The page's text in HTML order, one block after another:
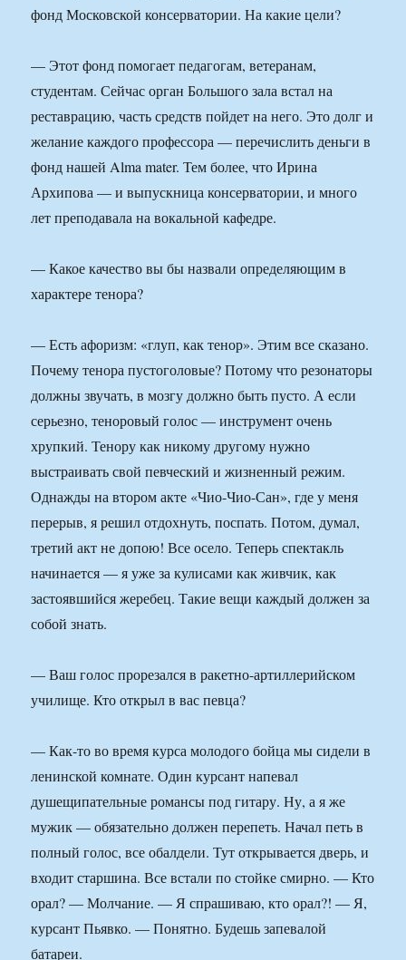
фонд Московской консерватории. На какие цели?
— Этот фонд помогает педагогам, ветеранам,
студентам. Сейчас орган Большого зала встал на
реставрацию, часть средств пойдет на него. Это долг и
желание каждого профессора — перечислить деньги в
фонд нашей Alma mater. Тем более, что Ирина
Архипова — и выпускница консерватории, и много
лет преподавала на вокальной кафедре.
— Какое качество вы бы назвали определяющим в
характере тенора?
— Есть афоризм: «глуп, как тенор». Этим все сказано.
Почему тенора пустоголовые? Потому что резонаторы
должны звучать, в мозгу должно быть пусто. А если
серьезно, теноровый голос — инструмент очень
хрупкий. Тенору как никому другому нужно
выстраивать свой певческий и жизненный режим.
Однажды на втором акте «Чио-Чио-Сан», где у меня
перерыв, я решил отдохнуть, поспать. Потом, думал,
третий акт не допою! Все осело. Теперь спектакль
начинается — я уже за кулисами как живчик, как
застоявшийся жеребец. Такие вещи каждый должен за
собой знать.
— Ваш голос прорезался в ракетно-артиллерийском
училище. Кто открыл в вас певца?
— Как-то во время курса молодого бойца мы сидели в
ленинской комнате. Один курсант напевал
душещипательные романсы под гитару. Ну, а я же
мужик — обязательно должен перепеть. Начал петь в
полный голос, все обалдели. Тут открывается дверь, и
входит старшина. Все встали по стойке смирно. — Кто
орал? — Молчание. — Я спрашиваю, кто орал?! — Я,
курсант Пьявко. — Понятно. Будешь запевалой
батареи.